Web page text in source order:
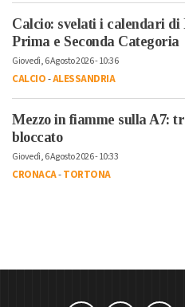
Calcio: svelati i calendari di
Prima e Seconda Categoria
Giovedì, 6 Agosto 2026 - 10:36
CALCIO-ALESSANDRIA
Mezzo in fiamme sulla A7:
bloccato
Giovedì, 6 Agosto 2026 - 10:33
CRONACA-TORTONA